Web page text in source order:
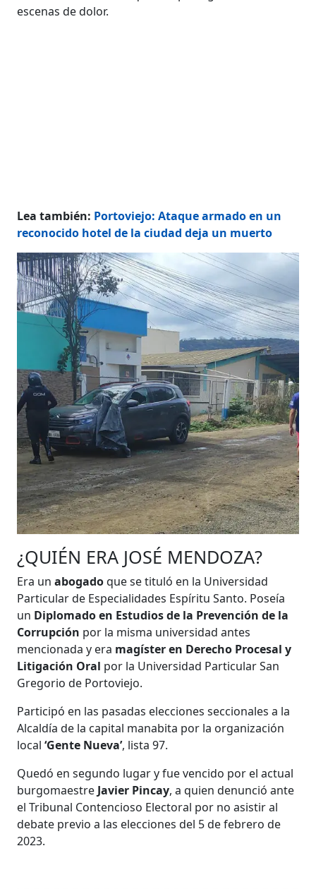
escenas de dolor.
Lea también: Portoviejo: Ataque armado en un
reconocido hotel de la ciudad deja un muerto
¿QUIÉN ERA JOSÉ MENDOZA?
Era unabogadoque se tituló en la Universidad
Particular de Especialidades Espíritu Santo. Poseía
un Diplomado en Estudios de la Prevención de la
Corrupción por la misma universidad antes
mencionada y era magíster en Derecho Procesal y
Litigación Oral por la Universidad Particular San
Gregorio de Portoviejo.
Participó en las pasadas elecciones seccionales a la
Alcaldía de la capital manabita por la organización
local‘Gente Nueva’, lista 97.
Quedó en segundo lugar y fue vencido por el actual
burgomaestre Javier Pincay, a quien denunció ante
el Tribunal Contencioso Electoral por no asistir al
debate previo a las elecciones del 5 de febrero de
2023.